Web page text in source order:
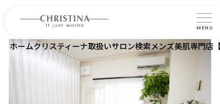
MENU
クリスティーナについて
ホームクリスティーナ取扱いサロン検索メンズ美肌専門店